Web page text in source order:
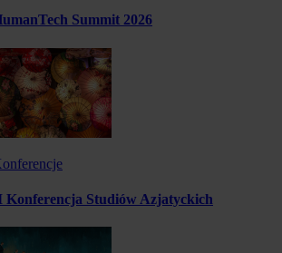
Summit 2026
Konferencja Studiów Azjatyckich